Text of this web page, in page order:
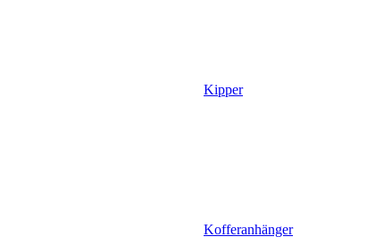
Kipper
Kofferanhänger